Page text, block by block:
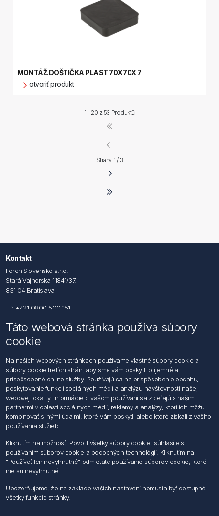
MONTÁŽ.DOŠTIČKA PLAST 70X70X 7
otvoriť produkt
1 - 20 z53 Produktů
Strana 1 / 3
Kontakt
Förch Slovensko s.r.o.
Stará Vajnorská 11841/37,
831 04 Bratislava
Tf: +421 0800 500 151
Email: office@foerch.sk
Kontaktujte nás
Informácie
Imprint
Vyhlásenie k ochrane údajov
Všeobecné dodacie a obchodné podmienky
Obchodný zástupca
Môj účet
Môj účet
Objednávky
Adresy
Táto webová stránka používa súbory
cookie
Na našich webových stránkach používame vlastné súbory cookie a
súbory cookie tretích strán, aby sme vám poskytli príjemné a
prispôsobené online služby. Používajú sa na prispôsobenie obsahu,
poskytovanie funkcií sociálnych médií a analýzu návštevnosti našej
webovej lokality. Informácie o vašom používaní sa zdieľajú s našimi
partnermi v oblasti sociálnych médií, reklamy a analýzy, ktorí ich môžu
kombinovať s inými údajmi, ktoré vám poskytli alebo ktoré získali z vášho
používania služieb.
Kliknutím na možnosť "Povoliť všetky súbory cookie" súhlasíte s
používaním súborov cookie a podobných technológií. Kliknutím na
"Používať len nevyhnutné" odmietate používanie súborov cookie, ktoré
nie sú nevyhnutné.
Upozorňujeme, že na základe vašich nastavení nemusia byť dostupné
všetky funkcie stránky.